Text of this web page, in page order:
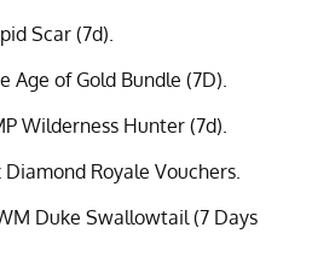
Scar (7d).
Age of Gold Bundle (7D).
Wilderness Hunter (7d).
Diamond Royale Vouchers.
Duke Swallowtail (7 Days